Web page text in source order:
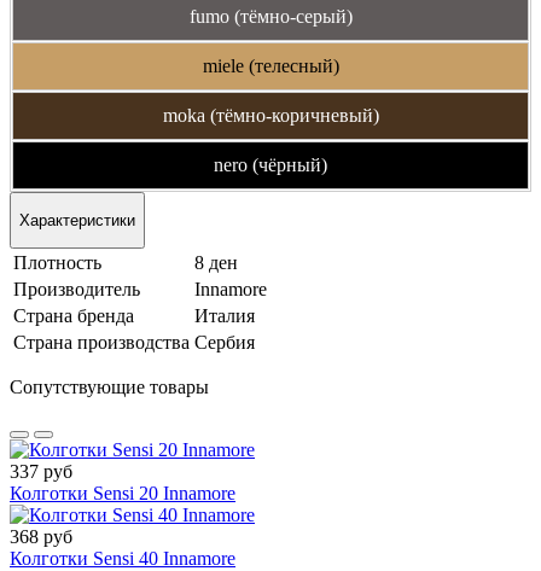
fumo (тёмно-серый)
miele (телесный)
moka (тёмно-коричневый)
nero (чёрный)
Характеристики
Плотность
8 ден
Производитель
Innamore
Страна бренда
Италия
Страна производства Сербия
Сопутствующие товары
337 руб
Колготки Sensi 20 Innamore
368 руб
Колготки Sensi 40 Innamore